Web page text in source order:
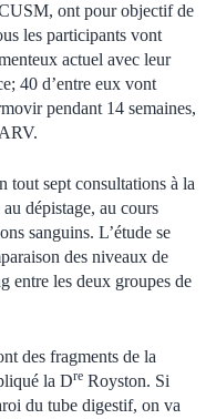
ont pour objectif de
les participants vont
actuel avec leur
40 d’entre eux vont
pendant 14 semaines,
tout sept consultations à la
dépistage, au cours
sanguins. L’étude se
des niveaux de
entre les deux groupes de
des fragments de la
la Dre Royston. Si
du tube digestif, on va